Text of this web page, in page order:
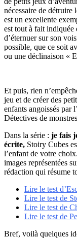
nécessaire de détruire
est un excellente
est tout à fait indiquée
d’éternuer sur son
possible, que ce soit
ou une déclinaison «
Et puis, rien
jeu et de créer des
enfants angoissés par
Détectives de
Dans la série : je fais
écrite, Stoiry Cubes
l’enfant de votre
images représentées
rédaction qui résume
Lire le test
Lire le test de
Lire le test de
Lire le test de
Bref, voilà quelques